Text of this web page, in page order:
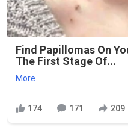
Find Papillomas On
The First Stage Of...
More
174 171 209